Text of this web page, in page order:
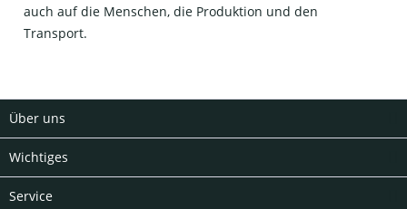
auch auf die Menschen, die Produktion und den
Transport.
Über uns
Wichtiges
Service